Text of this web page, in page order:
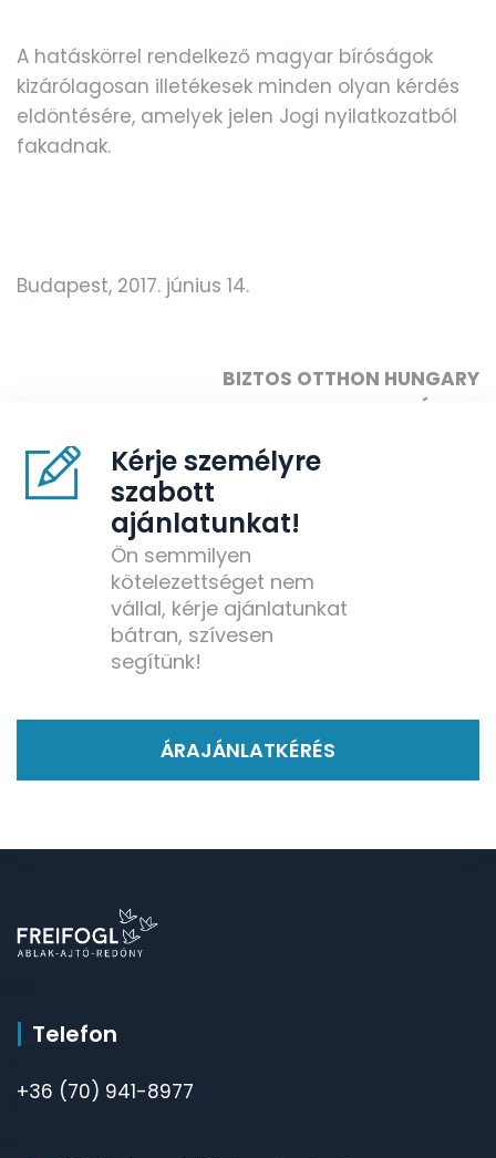
A hatáskörrel rendelkező magyar bíróságok
kizárólagosan illetékesek minden olyan kérdés
eldöntésére, amelyek jelen Jogi nyilatkozatból
fakadnak.
Budapest, 2017. június 14.
BIZTOS OTTHON HUNGARY
INGATLANFORGALMAZÓ KFT.
Kérje személyre
szabott
ajánlatunkat!
Ön semmilyen
kötelezettséget nem
vállal, kérje ajánlatunkat
bátran, szívesen
segítünk!
ÁRAJÁNLATKÉRÉS
Telefon
+36 (70) 941-8977